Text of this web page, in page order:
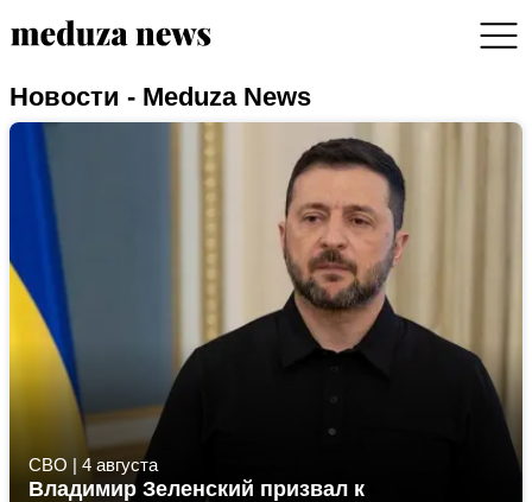
Новости - Meduza News
СВО | 4 августа
Владимир Зеленский призвал к